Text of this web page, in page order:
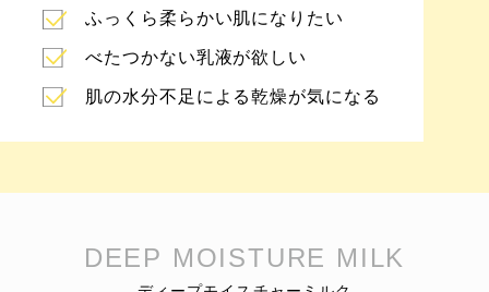
ふっくら柔らかい肌になりたい
べたつかない乳液が欲しい
肌の水分不足による乾燥が気になる
DEEP MOISTURE MILK